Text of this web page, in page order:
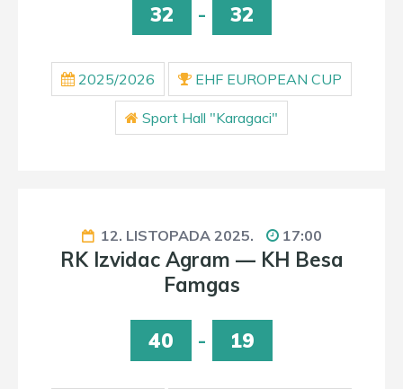
32 - 32
2025/2026 EHF EUROPEAN CUP
Sport Hall "Karagaci"
12. LISTOPADA 2025. 17:00
RK Izvidac Agram — KH Besa
Famgas
40 - 19